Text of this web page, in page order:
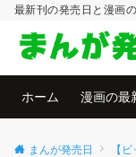
最新刊の発売日と漫画
ホーム 漫画の最
まんが発売日 【